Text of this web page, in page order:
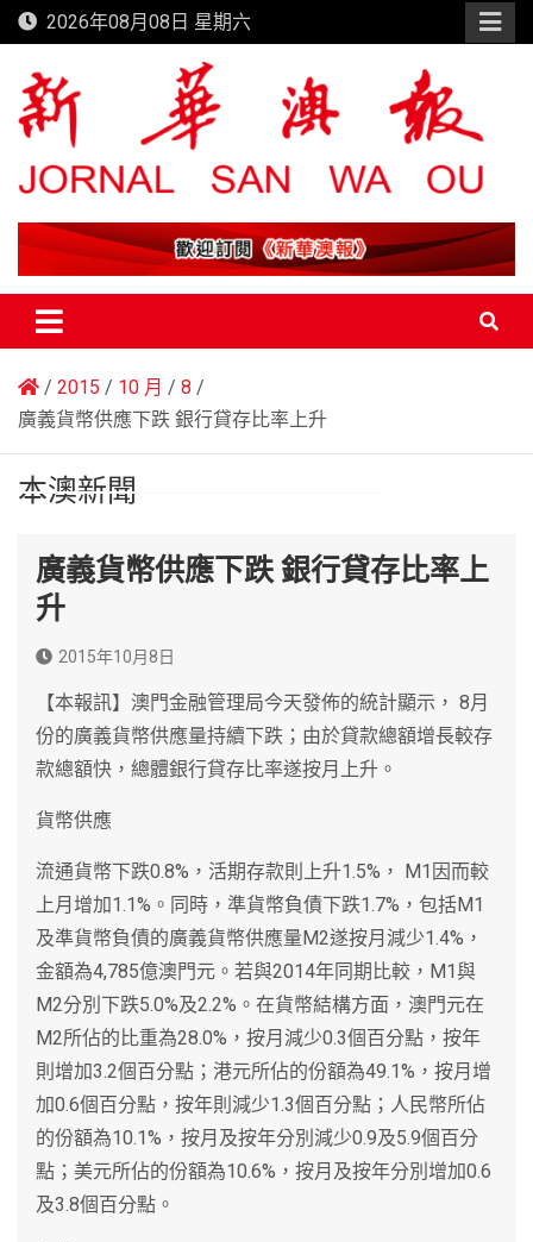
Skip
to
content
2026年08月08日 星期六
新華澳報
2015 10 月
8
廣義貨幣供應下跌 銀行貸存比率上升
本澳新聞
廣義貨幣供應下跌 銀行貸存比率上
升
2015年10月8日
【本報訊】澳門金融管理局今天發佈的統計顯示， 8月
份的廣義貨幣供應量持續下跌；由於貸款總額增長較存
款總額快，總體銀行貸存比率遂按月上升。
貨幣供應
流通貨幣下跌0.8%，活期存款則上升1.5%， M1因而較
上月增加1.1%。同時，準貨幣負債下跌1.7%，包括M1
及準貨幣負債的廣義貨幣供應量M2遂按月減少1.4%，
金額為4,785億澳門元。若與2014年同期比較，M1與
M2分別下跌5.0%及2.2%。在貨幣結構方面，澳門元在
M2所佔的比重為28.0%，按月減少0.3個百分點，按年
則增加3.2個百分點；港元所佔的份額為49.1%，按月增
加0.6個百分點，按年則減少1.3個百分點；人民幣所佔
的份額為10.1%，按月及按年分別減少0.9及5.9個百分
點；美元所佔的份額為10.6%，按月及按年分別增加0.6
及3.8個百分點。